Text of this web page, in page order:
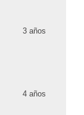
3 años
4 años